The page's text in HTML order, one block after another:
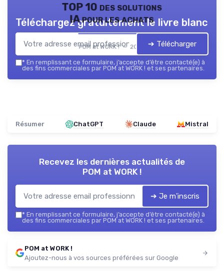
TOP 10 des solutions
IA pour les achats
POM at WORK ! — 2026
Téléchargez gratuitement le livre blanc
➔ Télécharger
* En remplissant ce formulaire, j’accepte d’être contacté(e) à
des fins commerciales par POM at WORK ! et ses partenaires.
Résumer ChatGPT Claude Mistral
Recevez les dernières actualités de
POM at WORK !
➔ Je m'inscris
* En remplissant ce formulaire, j’accepte d’être contacté(e) à
des fins commerciales par POM at WORK ! et ses partenaires.
POM at WORK !
Ajoutez-nous à vos sources préférées sur Google